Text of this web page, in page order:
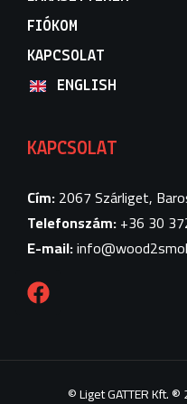
FIÓKOM
KAPCSOLAT
ENGLISH
KAPCSOLAT
Cím:2067 Szárliget,
Telefonszám:+36 30
E-mail:info
F
a
b
© Liget GATTER Kft.